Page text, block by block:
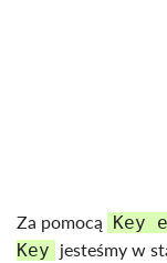
Za pomocą Key
Key jesteśmy w